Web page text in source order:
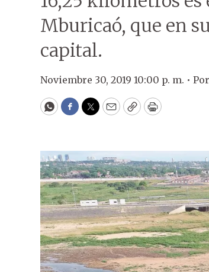
Mburicaó, que en
capital.
Noviembre 30, 2019 10:00 p. m. • Por
WhatsApp
Facebook
Twitter
EmailCopyPrint